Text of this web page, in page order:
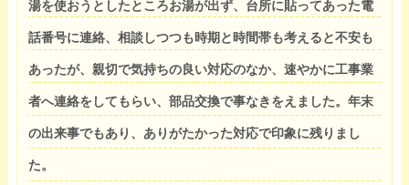
湯を使おうとしたところお湯が出ず、台所に貼ってあった電
話番号に連絡、相談しつつも時期と時間帯も考えると不安も
あったが、親切で気持ちの良い対応のなか、速やかに工事業
者へ連絡をしてもらい、部品交換で事なきをえました。年末
の出来事でもあり、ありがたかった対応で印象に残りまし
た。